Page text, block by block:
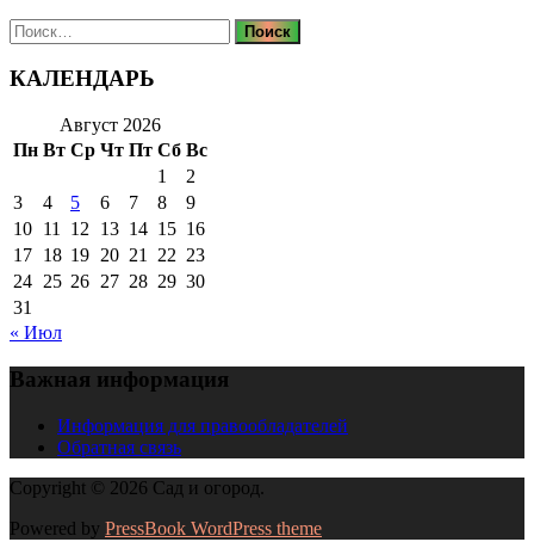
Найти:
КАЛЕНДАРЬ
Август 2026
Пн Вт Ср Чт Пт Сб Вс
1
2
3
4 5 6 7 8
9
10 11 12 13 14 15 16
17 18 19 20 21 22 23
24 25 26 27 28 29 30
31
« Июл
Важная информация
Информация для правообладателей
Обратная связь
Copyright © 2026 Сад и огород.
Powered by PressBook WordPress theme